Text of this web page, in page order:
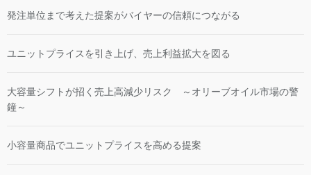
発注単位まで考えた提案がバイヤーの信頼につながる
ユニットプライスを引き上げ、売上利益拡大を図る
大容量シフトが招く売上高減少リスク ～オリーブオイル市場の警
鐘～
小容量商品でユニットプライスを高める提案